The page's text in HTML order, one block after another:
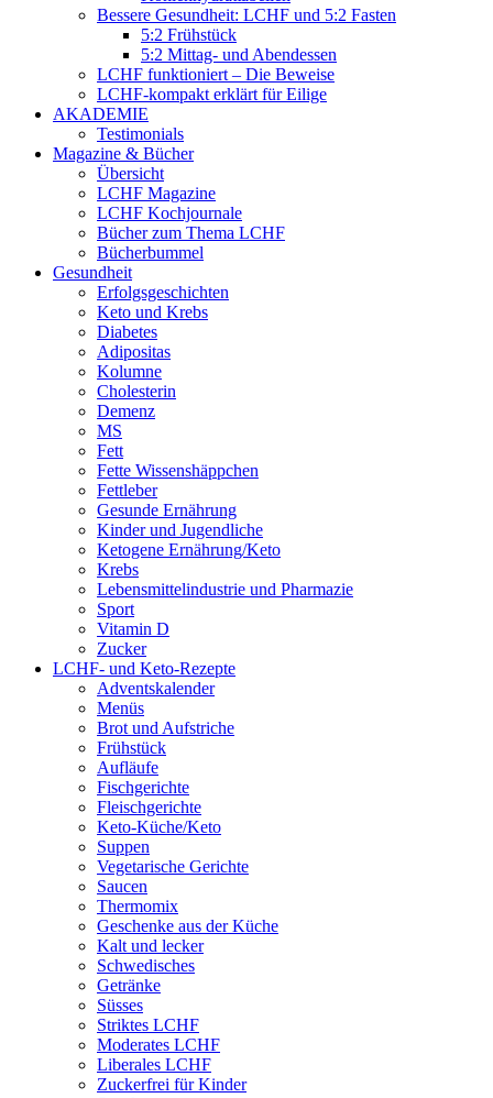
Bessere Gesundheit: LCHF und 5:2 Fasten
5:2 Frühstück
5:2 Mittag- und Abendessen
LCHF funktioniert – Die Beweise
LCHF-kompakt erklärt für Eilige
AKADEMIE
Testimonials
Magazine & Bücher
Übersicht
LCHF Magazine
LCHF Kochjournale
Bücher zum Thema LCHF
Bücherbummel
Gesundheit
Erfolgsgeschichten
Keto und Krebs
Diabetes
Adipositas
Kolumne
Cholesterin
Demenz
MS
Fett
Fette Wissenshäppchen
Fettleber
Gesunde Ernährung
Kinder und Jugendliche
Ketogene Ernährung/Keto
Krebs
Lebensmittelindustrie und Pharmazie
Sport
Vitamin D
Zucker
LCHF- und Keto-Rezepte
Adventskalender
Menüs
Brot und Aufstriche
Frühstück
Aufläufe
Fischgerichte
Fleischgerichte
Keto-Küche/Keto
Suppen
Vegetarische Gerichte
Saucen
Thermomix
Geschenke aus der Küche
Kalt und lecker
Schwedisches
Getränke
Süsses
Striktes LCHF
Moderates LCHF
Liberales LCHF
Zuckerfrei für Kinder